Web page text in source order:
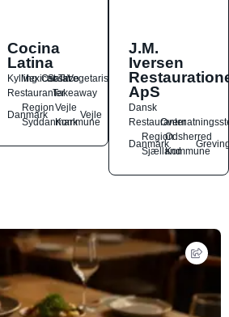
Cocina
Latina
Kylling
Mexicansk
OstSalat
TacoVegetarisk
RestauranterTakeaway
Danmark
Region
Syddanmark
Vejle
Kommune
Vejle
J.M.
Iversen
ApS
Dansk
Restauranter
Danmark
Region
Sjælland
Odsherred
Kommune